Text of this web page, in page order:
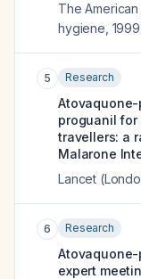
The
hygiene 1999
5 Research
proguanil for
travellers: a
Malarone
Lancet
6 Research
Atovaquone-
expert